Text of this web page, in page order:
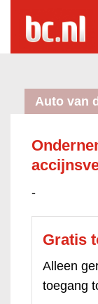
Auto van
-
Gratis
Alleen
toegang